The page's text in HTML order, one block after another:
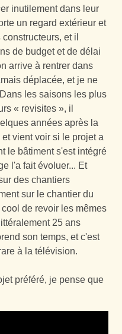
inutilement dans leur
un regard extérieur et
et il
de budget et de délai
arrive à rentrer dans
déplacée, et je ne
les saisons les plus
« revisites », il
années après la
vient voir si le projet a
le bâtiment s'est intégré
l'a fait évoluer... Et
des chantiers
sur le chantier du
de revoir les mêmes
25 ans
son temps, et c'est
à la télévision.
préféré, je pense que